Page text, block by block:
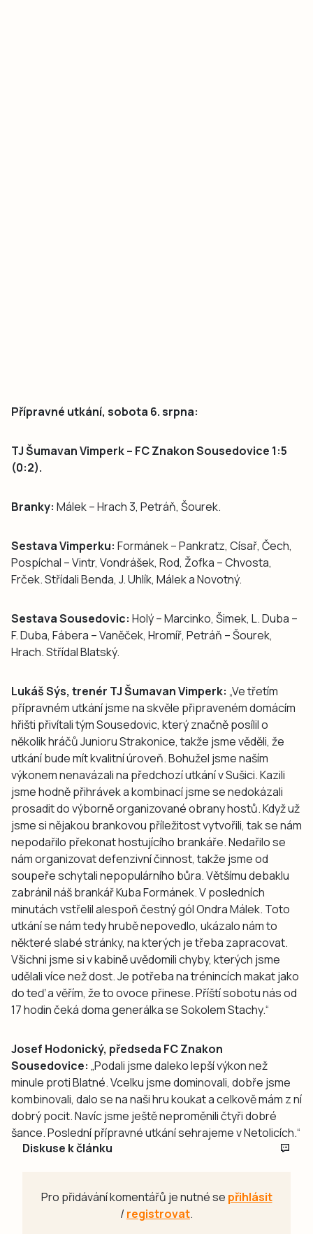
Přípravné utkání, sobota 6. srpna:
TJ Šumavan Vimperk – FC Znakon Sousedovice 1:5
(0:2).
Branky: Málek – Hrach 3, Petráň, Šourek.
Sestava Vimperku: Formánek – Pankratz, Císař, Čech,
Pospíchal – Vintr, Vondrášek, Rod, Žofka – Chvosta,
Frček. Střídali Benda, J. Uhlík, Málek a Novotný.
Sestava Sousedovic: Holý – Marcinko, Šimek, L. Duba –
F. Duba, Fábera – Vaněček, Hromíř, Petráň – Šourek,
Hrach. Střídal Blatský.
Lukáš Sýs, trenér TJ Šumavan Vimperk: „Ve třetím
přípravném utkání jsme na skvěle připraveném domácím
hřišti přivítali tým Sousedovic, který značně posílil o
několik hráčů Junioru Strakonice, takže jsme věděli, že
utkání bude mít kvalitní úroveň. Bohužel jsme naším
výkonem nenavázali na předchozí utkání v Sušici. Kazili
jsme hodně přihrávek a kombinací jsme se nedokázali
prosadit do výborně organizované obrany hostů. Když už
jsme si nějakou brankovou příležitost vytvořili, tak se nám
nepodařilo překonat hostujícího brankáře. Nedařilo se
nám organizovat defenzivní činnost, takže jsme od
soupeře schytali nepopulárního bůra. Většímu debaklu
zabránil náš brankář Kuba Formánek. V posledních
minutách vstřelil alespoň čestný gól Ondra Málek. Toto
utkání se nám tedy hrubě nepovedlo, ukázalo nám to
některé slabé stránky, na kterých je třeba zapracovat.
Všichni jsme si v kabině uvědomili chyby, kterých jsme
udělali více než dost. Je potřeba na trénincích makat jako
do teď a věřím, že to ovoce přinese. Příští sobotu nás od
17 hodin čeká doma generálka se Sokolem Stachy.“
Josef Hodonický, předseda FC Znakon
Sousedovice: „Podali jsme daleko lepší výkon než
minule proti Blatné. Vcelku jsme dominovali, dobře jsme
kombinovali, dalo se na naši hru koukat a celkově mám z ní
dobrý pocit. Navíc jsme ještě neproměnili čtyři dobré
šance. Poslední přípravné utkání sehrajeme v Netolicích.“
Diskuse k článku
Pro přidávání komentářů je nutné se přihlásit
/registrovat.